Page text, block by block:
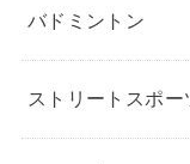
バドミントン
ストリートスポー